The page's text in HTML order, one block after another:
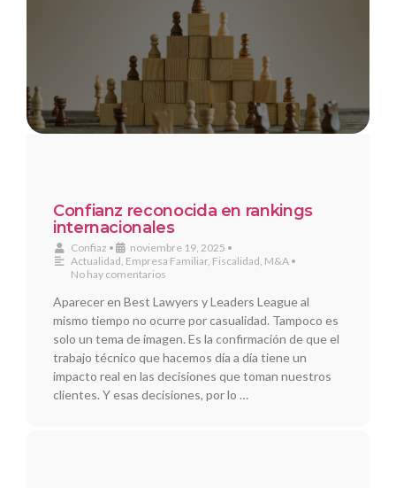
Confianz reconocida en rankings
internacionales
Confiaz • noviembre 19, 2025 •
Actualidad, Empresa Familiar, Fiscalidad, M&A •
No hay comentarios
Aparecer en Best Lawyers y Leaders League al
mismo tiempo no ocurre por casualidad. Tampoco es
solo un tema de imagen. Es la confirmación de que el
trabajo técnico que hacemos día a día tiene un
impacto real en las decisiones que toman nuestros
clientes. Y esas decisiones, por lo …